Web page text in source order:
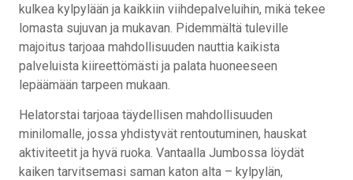
kulkea kylpylään ja kaikkiin viihdepalveluihin, mikä tekee
lomasta sujuvan ja mukavan. Pidemmältä tuleville
majoitus tarjoaa mahdollisuuden nauttia kaikista
palveluista kiireettömästi ja palata huoneeseen
lepäämään tarpeen mukaan.
Helatorstai tarjoaa täydellisen mahdollisuuden
minilomalle, jossa yhdistyvät rentoutuminen, hauskat
aktiviteetit ja hyvä ruoka. Vantaalla Jumbossa löydät
kaiken tarvitsemasi saman katon alta – kylpylän,